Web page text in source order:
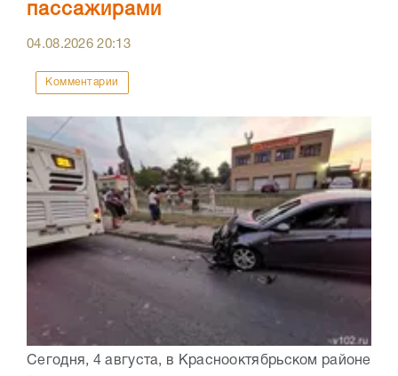
пассажирами
04.08.202620:13
Комментарии
Сегодня, 4 августа, в Краснооктябрьском районе